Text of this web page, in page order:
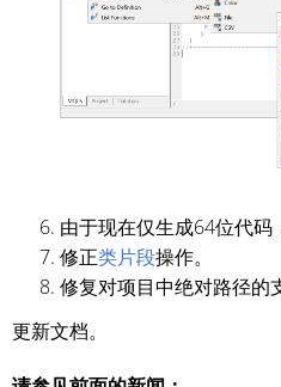
由于现在仅生成64位代码
修正类片段操作。
修复对项目中绝对路径的
更新文档。